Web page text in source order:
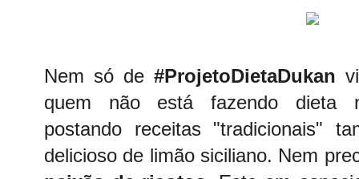
Nem só de#ProjetoDietaDukan
quem não está fazendo dieta
postando receitas "tradicionais"
delicioso de limão siciliano. Nem